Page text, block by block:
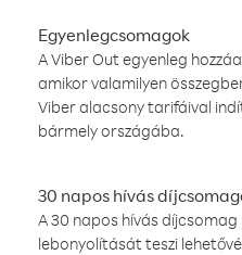
Egyenlegcsomagok
A Viber Out egyenleg
amikor valamilyen
Viber alacsony tarifáival
bármely országába.
30 napos hívás
A 30 napos hívás díjcsomag
lebonyolítását teszi